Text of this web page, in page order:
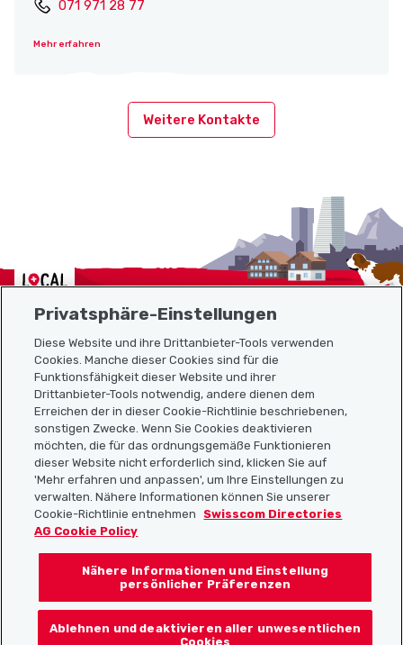
071 971 28 77
Mehr erfahren
Weitere Kontakte
Localcities
Sitemap
Nützliche Links
Localcities App herunterladen
Folgt uns auf:
Privatsphäre-Einstellungen
Diese Website und ihre Drittanbieter-Tools verwenden
Cookies. Manche dieser Cookies sind für die
Funktionsfähigkeit dieser Website und ihrer
Drittanbieter-Tools notwendig, andere dienen dem
Erreichen der in dieser Cookie-Richtlinie beschriebenen,
sonstigen Zwecke. Wenn Sie Cookies deaktivieren
möchten, die für das ordnungsgemäße Funktionieren
dieser Website nicht erforderlich sind, klicken Sie auf
'Mehr erfahren und anpassen', um Ihre Einstellungen zu
verwalten. Nähere Informationen können Sie unserer
Cookie-Richtlinie entnehmen
Swisscom Directories
AG Cookie Policy
Nähere Informationen und Einstellung
persönlicher Präferenzen
Ablehnen und deaktivieren aller unwesentlichen
Cookies